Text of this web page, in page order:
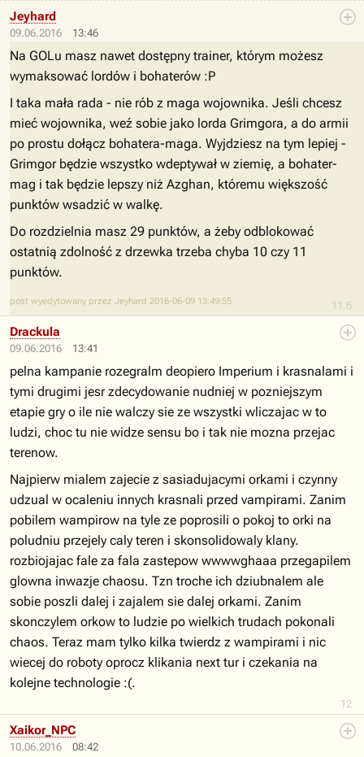
09.06.2016 13:46
11.6
Jeyhard
Na GOLu masz nawet dostępny trainer, którym możesz
wymaksować lordów i bohaterów :P
I taka mała rada - nie rób z maga wojownika. Jeśli chcesz
mieć wojownika, weź sobie jako lorda Grimgora, a do armii
po prostu dołącz bohatera-maga. Wyjdziesz na tym lepiej -
Grimgor będzie wszystko wdeptywał w ziemię, a bohater-
mag i tak będzie lepszy niż Azghan, któremu większość
punktów wsadzić w walkę.
Do rozdzielnia masz 29 punktów, a żeby odblokować
ostatnią zdolność z drzewka trzeba chyba 10 czy 11
punktów.
post wyedytowany przez Jeyhard 2016-06-09 13:49:55
09.06.2016 13:41
12
Drackula
pelna kampanie rozegralm deopiero Imperium i krasnalami i
tymi drugimi jesr zdecydowanie nudniej w pozniejszym
etapie gry o ile nie walczy sie ze wszystki wliczajac w to
ludzi, choc tu nie widze sensu bo i tak nie mozna przejac
terenow.
Najpierw mialem zajecie z sasiadujacymi orkami i czynny
udzual w ocaleniu innych krasnali przed vampirami. Zanim
pobilem wampirow na tyle ze poprosili o pokoj to orki na
poludniu przejely caly teren i skonsolidowaly klany.
rozbiojajac fale za fala zastepow wwwwghaaa przegapilem
glowna inwazje chaosu. Tzn troche ich dziubnalem ale
sobie poszli dalej i zajalem sie dalej orkami. Zanim
skonczylem orkow to ludzie po wielkich trudach pokonali
chaos. Teraz mam tylko kilka twierdz z wampirami i nic
wiecej do roboty oprocz klikania next tur i czekania na
kolejne technologie :(.
10.06.2016 08:42
Xaikor_NPC